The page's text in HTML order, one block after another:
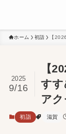
ホーム 初詣
【
すす
ア
2025
9/16
初詣 滋賀